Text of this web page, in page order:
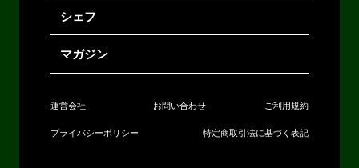
シェフ
マガジン
運営会社 お問い合わせ ご利用規約
プライバシーポリシー 特定商取引法に基づく表記